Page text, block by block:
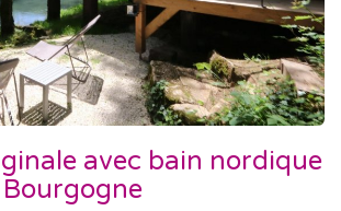
avec bain nordique